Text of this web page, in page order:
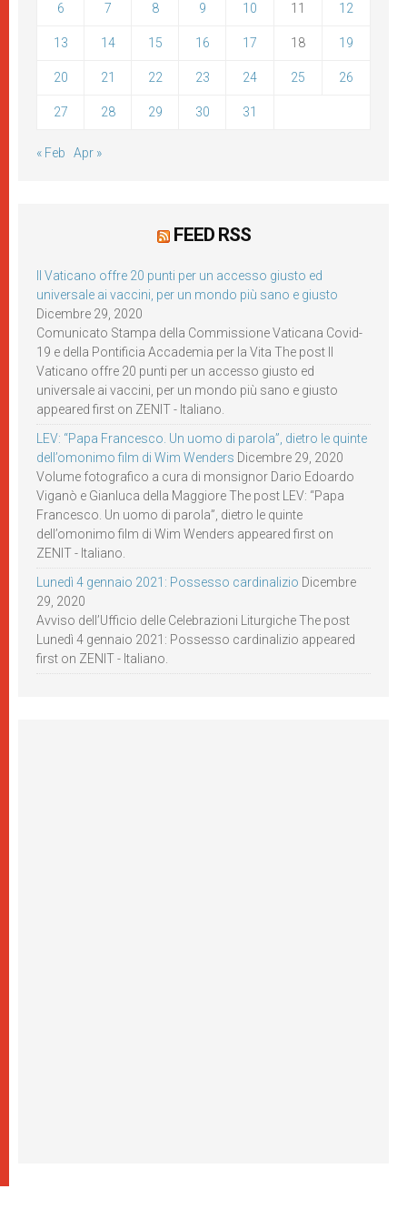
6 7 8 9 10 11 12
13 14 15 16 17 18 19
20 21 22 23 24 25 26
27 28 29 30 31
« Feb Apr »
FEED RSS
Il Vaticano offre 20 punti per un accesso giusto ed
universale ai vaccini, per un mondo più sano e giusto
Dicembre 29, 2020
Comunicato Stampa della Commissione Vaticana Covid-
19 e della Pontificia Accademia per la Vita The post Il
Vaticano offre 20 punti per un accesso giusto ed
universale ai vaccini, per un mondo più sano e giusto
appeared first on ZENIT - Italiano.
LEV: “Papa Francesco. Un uomo di parola”, dietro le quinte
dell’omonimo film di Wim Wenders Dicembre 29, 2020
Volume fotografico a cura di monsignor Dario Edoardo
Viganò e Gianluca della Maggiore The post LEV: “Papa
Francesco. Un uomo di parola”, dietro le quinte
dell’omonimo film di Wim Wenders appeared first on
ZENIT - Italiano.
Lunedì 4 gennaio 2021: Possesso cardinalizio Dicembre
29, 2020
Avviso dell’Ufficio delle Celebrazioni Liturgiche The post
Lunedì 4 gennaio 2021: Possesso cardinalizio appeared
first on ZENIT - Italiano.